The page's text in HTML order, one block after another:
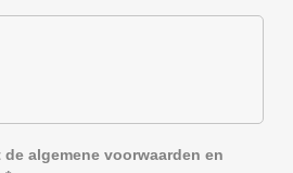
dealgemene voorwaarden en